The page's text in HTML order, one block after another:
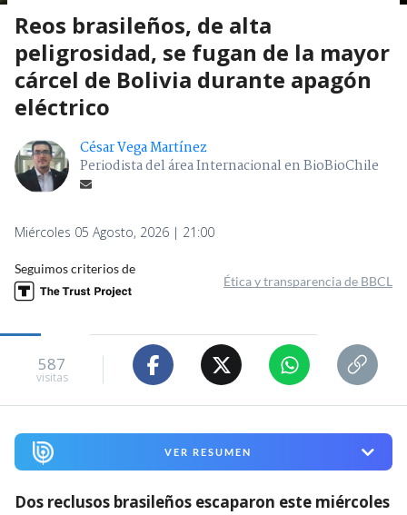
Reos brasileños, de alta
peligrosidad, se fugan de la mayor
cárcel de Bolivia durante apagón
eléctrico
César Vega Martínez
Periodista del área Internacional en BioBioChile
Miércoles 05 Agosto, 2026 | 21:00
Seguimos criterios de
Ética y transparencia de BBCL
587
visitas
VER RESUMEN
Dos reclusos brasileños escaparon este miércoles